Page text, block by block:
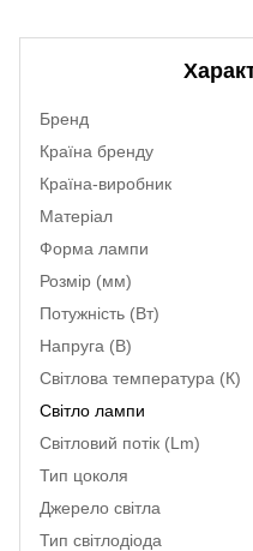
Бренд
Країна бренду
Країна-виробник
Матеріал
Форма лампи
Розмір (мм)
Потужність (Вт)
Напруга (В)
Світлова температура (К)
Світло лампи
Світловий потік (Lm)
Тип цоколя
Джерело світла
Тип світлодіода